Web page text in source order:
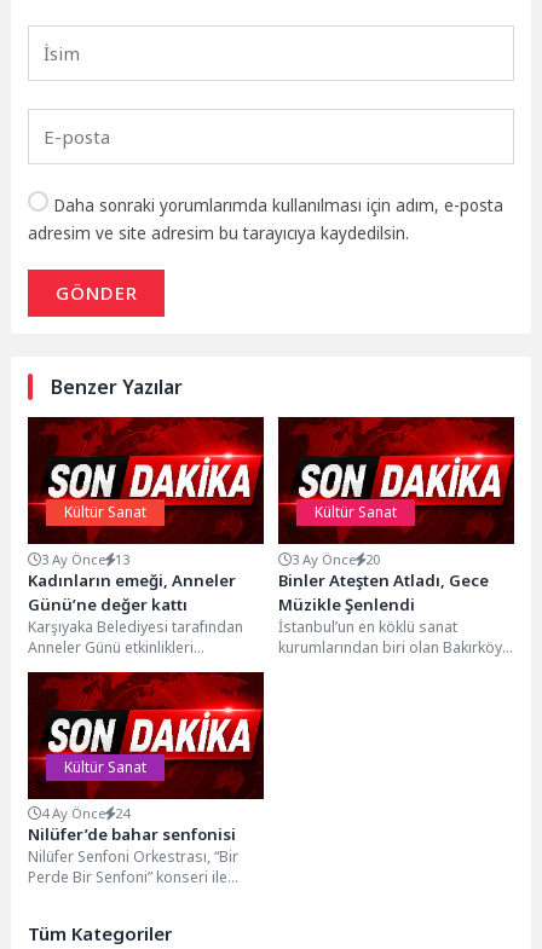
Daha sonraki yorumlarımda kullanılması için adım, e-posta
adresim ve site adresim bu tarayıcıya kaydedilsin.
GÖNDER
Benzer Yazılar
Kültür Sanat
3 Ay Önce 13
Kadınların emeği, Anneler
Günü’ne değer kattı
Karşıyaka Belediyesi tarafından
Anneler Günü etkinlikleri
kapsamında düzenlenen “Kadın
Emeği Pazarı” Bostanlı Zühtü Işıl
Meydanı’nda...
Kültür Sanat
3 Ay Önce 20
Binler Ateşten Atladı, Gece
Müzikle Şenlendi
İstanbul’un en köklü sanat
kurumlarından biri olan Bakırköy
Kültür Sanat
4 Ay Önce 24
Nilüfer’de bahar senfonisi
Nilüfer Senfoni Orkestrası, “Bir
Perde Bir Senfoni” konseri ile
Tüm Kategoriler